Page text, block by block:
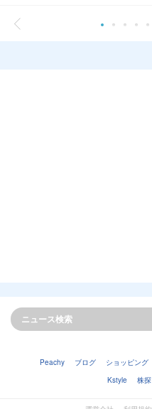
Peachy ブログ ショッピング
Kstyle
株探